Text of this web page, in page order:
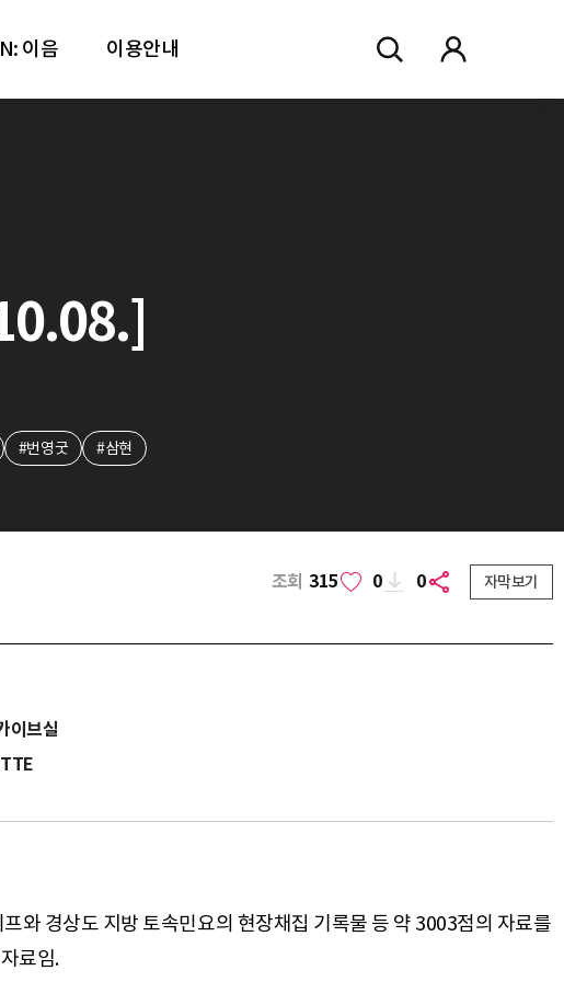
이음 이용안내
#번영굿 #삼현
조회 315 0 0 자막보기
이브실
와 경상도 지방 토속민요의 현장채집 기록물 등 약 3003점의 자료를
료임.